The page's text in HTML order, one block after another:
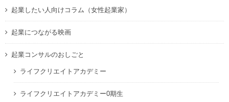
起業したい人向けコラム（女性起業家）
起業につながる映画
起業コンサルのおしごと
ライフクリエイトアカデミー
ライフクリエイトアカデミー0期生